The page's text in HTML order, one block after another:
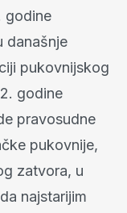
godine
današnje
pukovnijskog
godine
pravosudne
pukovnije,
zatvora, u
najstarijim